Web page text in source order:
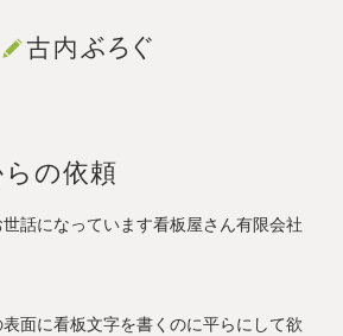
/リフォーム
の声の依頼
話になっています看板屋さん有限会社
面に看板文字を書くのに平らにして欲